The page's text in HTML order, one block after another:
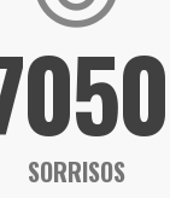
SORRISOS